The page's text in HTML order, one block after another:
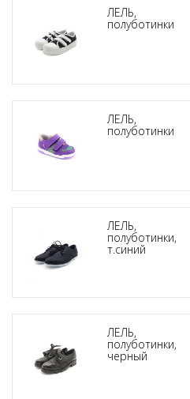
ЛЕЛЬ,
полуботинки
ЛЕЛЬ,
полуботинки
ЛЕЛЬ,
полуботинки,
т.синий
ЛЕЛЬ,
полуботинки,
черный